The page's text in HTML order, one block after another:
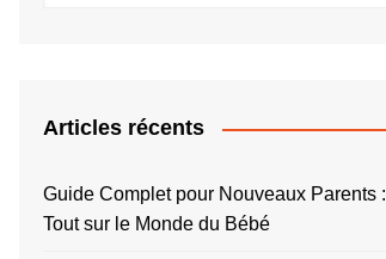
Articles récents
Guide Complet pour Nouveaux Parents :
Tout sur le Monde du Bébé